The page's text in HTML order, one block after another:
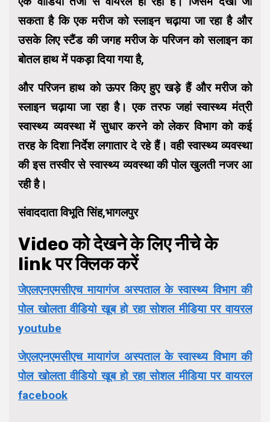
सकता है कि एक मरीज को स्लाइन चढ़ाया जा रहा है और
उसके लिए स्टैंड की जगह मरीज के परिजन को सलाइन का
बोतल हाथ में पकड़ा दिया गया है,
और परिजन हाथ को ऊपर किए हुए खड़े हैं और मरीज को
स्लाइन चढ़ाया जा रहा है। एक तरफ जहां स्वास्थ्य मंत्री
स्वास्थ्य व्यवस्था में सुधार करने को लेकर विभाग को कई
तरह के दिशा निर्देश लगातार दे रहे हैं। वही स्वास्थ्य व्यवस्था
की इस तस्वीर से स्वास्थ्य व्यवस्था की पोल खुलती नजर आ
रही है।
संवाददाता विभूति सिंह,भागलपुर
Video को देखने के लिए नीचे के
link पर क्लिक करें
जेएलएनएमसीएच मायागंज अस्पताल के स्वास्थ्य विभाग की
पोल खोलता वीडियो खूब हो रहा सोशल मीडिया पर वायरल
youtube
जेएलएनएमसीएच मायागंज अस्पताल के स्वास्थ्य विभाग की
पोल खोलता वीडियो खूब हो रहा सोशल मीडिया पर वायरल
facebook